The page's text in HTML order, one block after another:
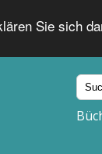
Sie sich